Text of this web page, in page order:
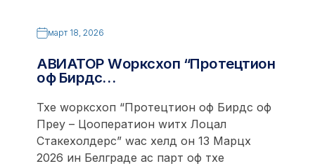
март 18, 2026
АВИАТОР Wорксхоп “Протецтион
оф Бирдс…
Тхе wорксхоп “Протецтион оф Бирдс оф
Преy – Цооператион wитх Лоцал
Стакехолдерс” wас хелд он 13 Марцх
2026 ин Белграде ас парт оф тхе